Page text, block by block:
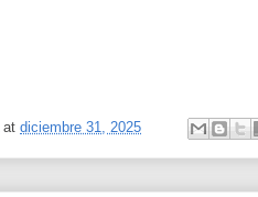
at diciembre 31, 2025